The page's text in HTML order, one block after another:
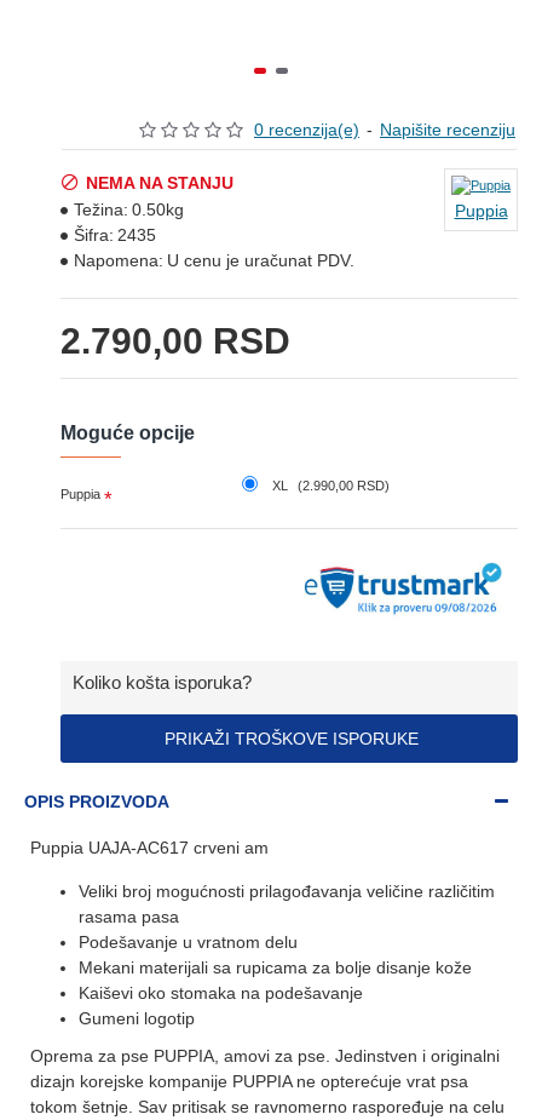
0 recenzija(e) - Napišite recenziju
2.790,00 RSD
NEMA NA STANJU
Težina: 0.50kg
Šifra: 2435
Napomena: U cenu je uračunat PDV.
Puppia
Moguće opcije
Puppia
XL (2.990,00 RSD)
Koliko košta isporuka?
PRIKAŽI TROŠKOVE ISPORUKE
OPIS PROIZVODA
Puppia UAJA-AC617 crveni am
Veliki broj mogućnosti prilagođavanja veličine različitim
rasama pasa
Podešavanje u vratnom delu
Mekani materijali sa rupicama za bolje disanje kože
Kaiševi oko stomaka na podešavanje
Gumeni logotip
Oprema za pse PUPPIA, amovi za pse. Jedinstven i originalni
dizajn korejske kompanije PUPPIA ne opterećuje vrat psa
tokom šetnje. Sav pritisak se ravnomerno raspoređuje na celu